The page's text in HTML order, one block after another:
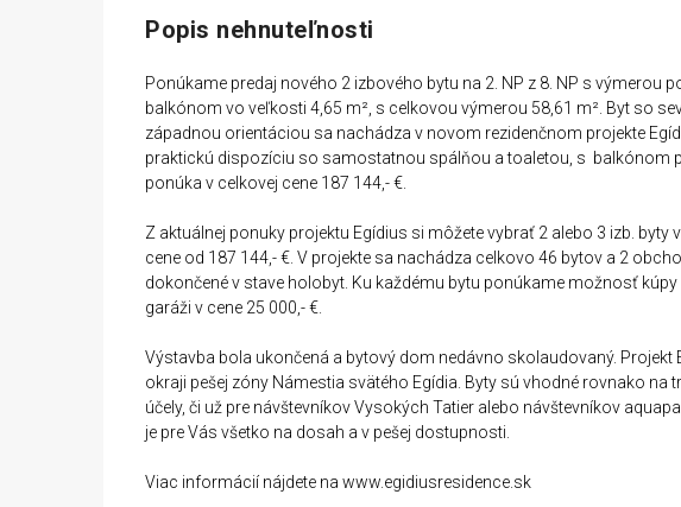
Popis nehnuteľnosti
Ponúkame predaj nového 2 izbového bytu na 2. NP z 8. NP s výmerou
balkónom vo veľkosti 4,65 m², s celkovou výmerou 58,61 m². Byt so
západnou orientáciou sa nachádza v novom rezidenčnom projekte
praktickú dispozíciu so samostatnou spálňou a toaletou, s balkónom
ponúka v celkovej cene 187 144,- €.
Z aktuálnej ponuky projektu Egídius si môžete vybrať 2 alebo 3 izb.
cene od 187 144,- €. V projekte sa nachádza celkovo 46 bytov a 2
dokončené v stave holobyt. Ku každému bytu ponúkame možnosť
garáži v cene 25 000,- €.
Výstavba bola ukončená a bytový dom nedávno skolaudovaný.
okraji pešej zóny Námestia svätého Egídia. Byty sú vhodné rovnako na
účely, či už pre návštevníkov Vysokých Tatier alebo návštevníkov
je pre Vás všetko na dosah a v pešej dostupnosti.
Viac informácií nájdete na www.egidiusresidence.sk